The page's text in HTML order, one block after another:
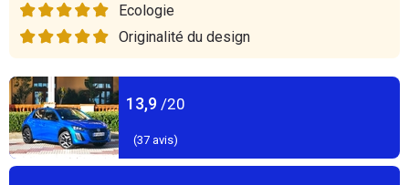
Ecologie
Originalité du design
13,9 /20
(37 avis)